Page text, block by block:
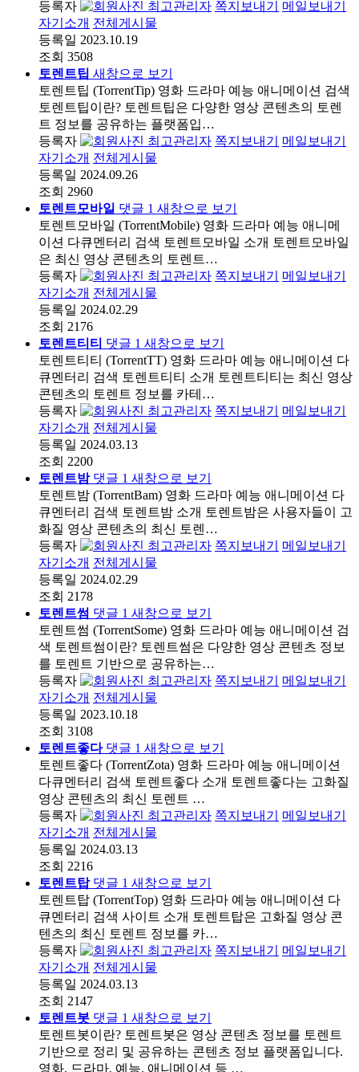
등록자 최고관리자 쪽지보내기
메일보내기
자기소개 전체게시물
등록일 2023.10.19
조회 3508
토렌트팁 새창으로 보기
토렌트팁 (TorrentTip) 영화 드라마 예능 애니메이션 검색
토렌트팁이란? 토렌트팁은 다양한 영상 콘텐츠의 토렌
트 정보를 공유하는 플랫폼입…
등록자
최고관리자 쪽지보내기
메일보내기
자기소개 전체게시물
등록일 2024.09.26
조회 2960
토렌트모바일 댓글 1 새창으로 보기
토렌트모바일 (TorrentMobile) 영화 드라마 예능 애니메
이션 다큐멘터리 검색 토렌트모바일 소개 토렌트모바일
은 최신 영상 콘텐츠의 토렌트…
등록자
최고관리자 쪽지보내기
메일보내기
자기소개 전체게시물
등록일 2024.02.29
조회 2176
토렌트티티 댓글 1 새창으로 보기
토렌트티티 (TorrentTT) 영화 드라마 예능 애니메이션 다
큐멘터리 검색 토렌트티티 소개 토렌트티티는 최신 영상
콘텐츠의 토렌트 정보를 카테…
등록자
최고관리자 쪽지보내기
메일보내기
자기소개 전체게시물
등록일 2024.03.13
조회 2200
토렌트밤 댓글 1 새창으로 보기
토렌트밤 (TorrentBam) 영화 드라마 예능 애니메이션 다
큐멘터리 검색 토렌트밤 소개 토렌트밤은 사용자들이 고
화질 영상 콘텐츠의 최신 토렌…
등록자
최고관리자 쪽지보내기
메일보내기
자기소개 전체게시물
등록일 2024.02.29
조회 2178
토렌트썸 댓글 1 새창으로 보기
토렌트썸 (TorrentSome) 영화 드라마 예능 애니메이션 검
색 토렌트썸이란? 토렌트썸은 다양한 영상 콘텐츠 정보
를 토렌트 기반으로 공유하는…
등록자
최고관리자 쪽지보내기
메일보내기
자기소개 전체게시물
등록일 2023.10.18
조회 3108
토렌트좋다 댓글 1 새창으로 보기
토렌트좋다 (TorrentZota) 영화 드라마 예능 애니메이션
다큐멘터리 검색 토렌트좋다 소개 토렌트좋다는 고화질
영상 콘텐츠의 최신 토렌트 …
등록자
최고관리자 쪽지보내기
메일보내기
자기소개 전체게시물
등록일 2024.03.13
조회 2216
토렌트탑 댓글 1 새창으로 보기
토렌트탑 (TorrentTop) 영화 드라마 예능 애니메이션 다
큐멘터리 검색 사이트 소개 토렌트탑은 고화질 영상 콘
텐츠의 최신 토렌트 정보를 카…
등록자
최고관리자 쪽지보내기
메일보내기
자기소개 전체게시물
등록일 2024.03.13
조회 2147
토렌트봇 댓글 1 새창으로 보기
토렌트봇이란? 토렌트봇은 영상 콘텐츠 정보를 토렌트
기반으로 정리 및 공유하는 콘텐츠 정보 플랫폼입니다.
영화, 드라마, 예능, 애니메이션 등 …